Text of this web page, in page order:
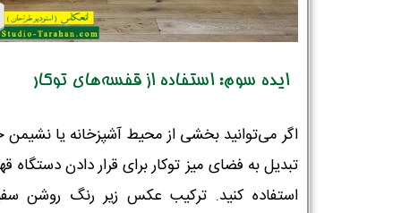
ایده سوم: استفاده از قفسه‌های توکار
اگر می‌توانید بخشی از محیط آشپزخانه یا نشیمن
تبدیل به فضای میز توکار برای قرار دادن دستگاه
استفاده کنید. ترکیب عکس زیر رنگ روشن